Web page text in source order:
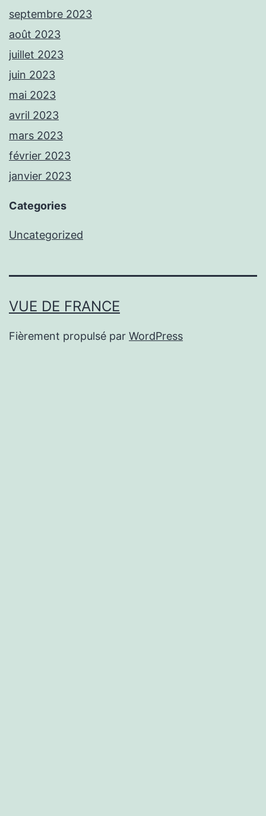
septembre 2023
août 2023
juillet 2023
juin 2023
mai 2023
avril 2023
mars 2023
février 2023
janvier 2023
Categories
Uncategorized
VUE DE FRANCE
Fièrement propulsé par WordPress